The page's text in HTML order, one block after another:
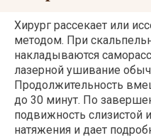
Хирург рассекает или
методом. При
накладываются
лазерной ушивание
Продолжительность
до 30 минут. По
подвижность слизистой
натяжения и дает